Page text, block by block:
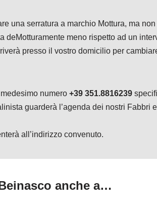
una serratura a marchio Mottura, ma
deMotturamente meno rispetto ad un
presso il vostro domicilio per
numero +39 351.8816239
guarderà l’agenda dei nostri
all’indirizzo convenuto.
anche a…